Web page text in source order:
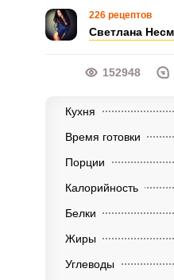
226 рецептов
Светлана
152948
Кухня
Время готовки
Порции
Калорийность
Белки
Жиры
Углеводы